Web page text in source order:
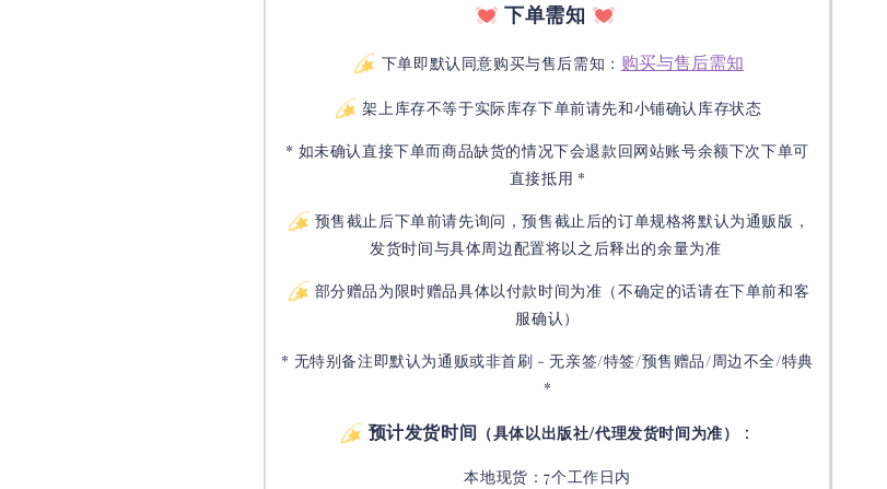
下单需知
下单即默认同意购买与售后需知： 购买与售后需知
架上库存不等于实际库存下单前请先和小铺确认库存状态
* 如未确认直接下单而商品缺货的情况下会退款回网站账号余额下次下单可
直接抵用 *
预售截止后下单前请先询问，预售截止后的订单规格将默认为通贩版，
发货时间与具体周边配置将以之后释出的余量为准
部分赠品为限时赠品具体以付款时间为准（不确定的话请在下单前和客
服确认）
* 无特别备注即默认为通贩或非首刷 - 无亲签/特签/预售赠品/周边不全/特典
*
预计发货时间 （具体以出版社/代理发货时间为准） ：
本地现货：7个工作日内